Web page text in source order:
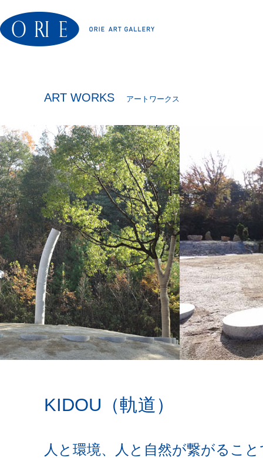
ART WORKS アートワークス
KIDOU（軌道）
人と環境、人と自然が繋がるこ